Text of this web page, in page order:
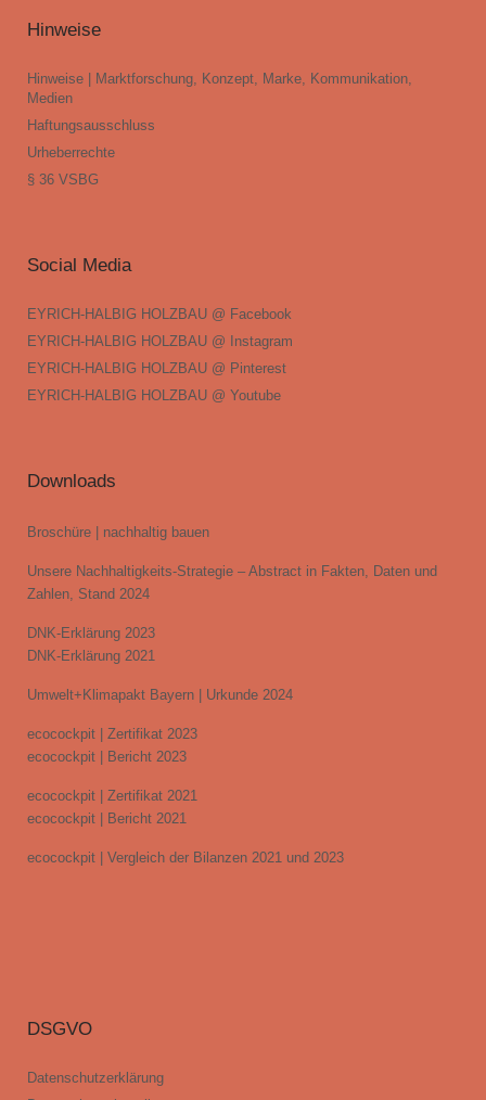
Hinweise
Hinweise | Marktforschung, Konzept, Marke, Kommunikation,
Medien
Haftungsausschluss
Urheberrechte
§ 36 VSBG
Social Media
EYRICH-HALBIG HOLZBAU @ Facebook
EYRICH-HALBIG HOLZBAU @ Instagram
EYRICH-HALBIG HOLZBAU @ Pinterest
EYRICH-HALBIG HOLZBAU @ Youtube
Downloads
Broschüre | nachhaltig bauen
Unsere Nachhaltigkeits-Strategie – Abstract in Fakten, Daten und
Zahlen, Stand 2024
DNK-Erklärung 2023
DNK-Erklärung 2021
Umwelt+Klimapakt Bayern | Urkunde 2024
ecocockpit | Zertifikat 2023
ecocockpit | Bericht 2023
ecocockpit | Zertifikat 2021
ecocockpit | Bericht 2021
ecocockpit | Vergleich der Bilanzen 2021 und 2023
DSGVO
Datenschutzerklärung